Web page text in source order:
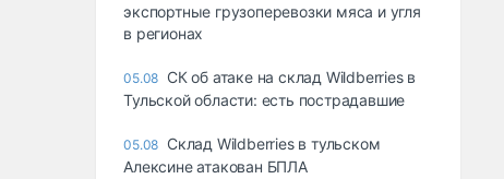
экспортные грузоперевозки мяса и угля
в регионах
05.08 СК об атаке на склад Wildberries в
Тульской области: есть пострадавшие
05.08 Склад Wildberries в тульском
Алексине атакован БПЛА